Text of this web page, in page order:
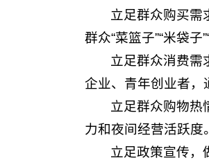
立足群众购买需
群众“菜篮子”“米袋
立足群众消费需
企业、青年创业者，
立足群众购物热
力和夜间经营活跃度。
立足政策宣传，